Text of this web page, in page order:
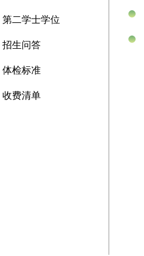
第二学士学位
招生问答
体检标准
收费清单